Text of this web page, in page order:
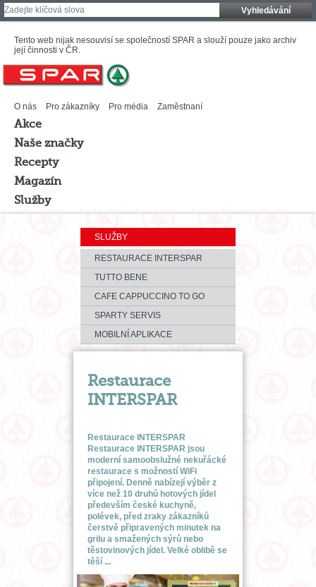
Vyhledávání
Tento web nijak nesouvisí se společností SPAR a slouží pouze jako archiv
její činnosti v ČR.
O nás Pro zákazníky Pro média Zaměstnaní
Akce
Naše značky
Recepty
Magazín
Služby
SLUŽBY
RESTAURACE INTERSPAR
TUTTO BENE
CAFE CAPPUCCINO TO GO
SPARTY SERVIS
MOBILNÍ APLIKACE
Restaurace
INTERSPAR
Restaurace INTERSPAR
Restaurace INTERSPAR jsou
moderní samoobslužné nekuřácké
restaurace s možností WiFi
připojení. Denně nabízejí výběr z
více než 10 druhů hotových jídel
především české kuchyně,
polévek, před zraky zákazníků
čerstvě připravených minutek na
grilu a smažených sýrů nebo
těstovinových jídel. Velké oblibě se
těší ...